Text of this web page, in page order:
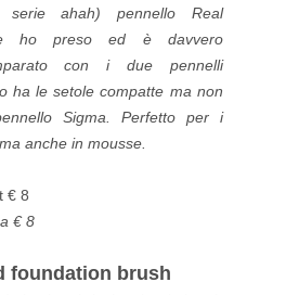
ahah) pennello Real
ho preso ed è davvero
con i due pennelli
ha le setole compatte ma non
Sigma. Perfetto per i
anche in mousse.
€ 8
€ 8
foundation brush